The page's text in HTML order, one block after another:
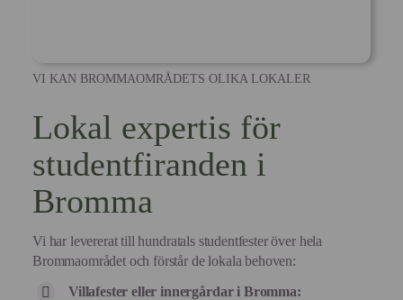
VI KAN BROMMAOMRÅDETS OLIKA LOKALER
Lokal expertis för
studentfiranden i
Bromma
Vi har levererat till hundratals studentfester över hela
Brommaområdet och förstår de lokala behoven:
Villafester eller innergårdar i Bromma: